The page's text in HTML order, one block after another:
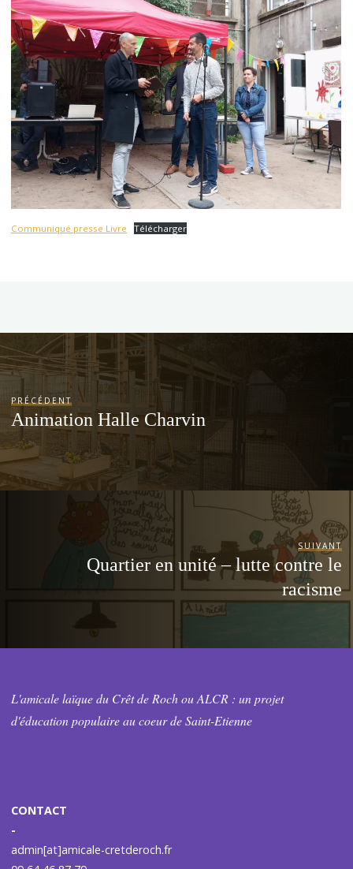
Communiqué presse Livre Télécharger
PRÉCÉDENT
Animation Halle Charvin
SUIVANT
Quartier en unité – lutte contre le
racisme
L'amicale laïque du Crêt de Roch ou ALCR : un projet
d'éducation populaire au coeur de Saint-Etienne
CONTACT
-
admin[at]amicale-cretderoch.fr